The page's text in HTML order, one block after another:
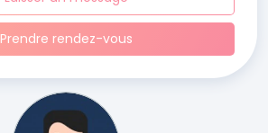
Prendre rendez-vous